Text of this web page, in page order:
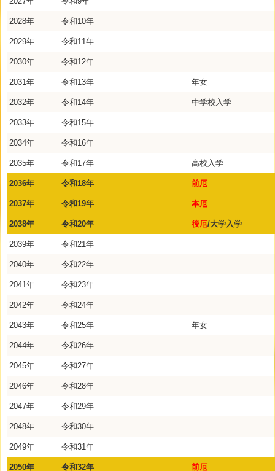
2028年 令和10年
2029年 令和11年
2030年 令和12年
2031年 令和13年 年女
2032年 令和14年 中学校入学
2033年 令和15年
2034年 令和16年
2035年 令和17年 高校入学
2036年 令和18年 前厄
2037年 令和19年 本厄
2038年 令和20年 後厄/大学入学
2039年 令和21年
2040年 令和22年
2041年 令和23年
2042年 令和24年
2043年 令和25年 年女
2044年 令和26年
2045年 令和27年
2046年 令和28年
2047年 令和29年
2048年 令和30年
2049年 令和31年
2050年 令和32年 前厄